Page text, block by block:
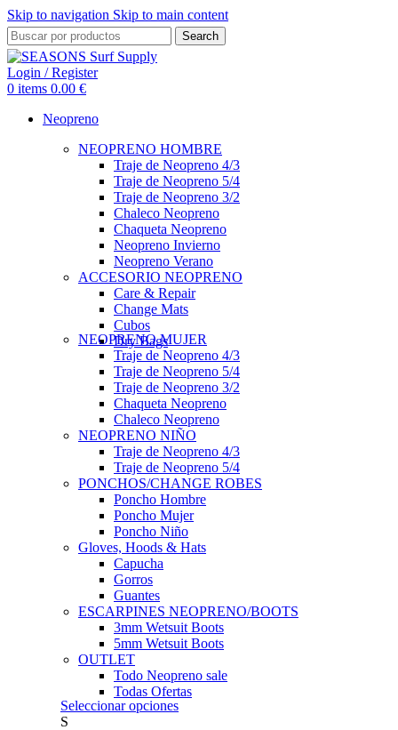
Skip to navigation Skip to main content
Search
Login / Register
0 items 0.00 €
Neopreno
NEOPRENO HOMBRE
Traje de Neopreno 4/3
Traje de Neopreno 5/4
Traje de Neopreno 3/2
Chaleco Neopreno
Chaqueta Neopreno
Neopreno Invierno
Neopreno Verano
ACCESORIO NEOPRENO
Care & Repair
Change Mats
Cubos
Dry Bags
NEOPRENO MUJER
Traje de Neopreno 4/3
Traje de Neopreno 5/4
Traje de Neopreno 3/2
Chaqueta Neopreno
Chaleco Neopreno
NEOPRENO NIÑO
Traje de Neopreno 4/3
Traje de Neopreno 5/4
PONCHOS/CHANGE ROBES
Poncho Hombre
Poncho Mujer
Poncho Niño
Gloves, Hoods & Hats
Capucha
Gorros
Guantes
ESCARPINES NEOPRENO/BOOTS
3mm Wetsuit Boots
5mm Wetsuit Boots
OUTLET
Todo Neopreno sale
Todas Ofertas
Seleccionar opcionesEste
S